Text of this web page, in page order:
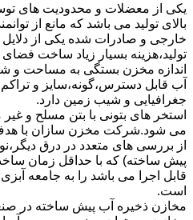
یکی از معضلات و محدودیت های
بالای تولید می باشد که مانع از
خارجی و صادرات شده یکی از دلایل
تولید،هزینه بسیار زیاد ساخت
اندازه مخزن بستگی به مساحت و
آب قابل دسترس،گونه،سایز و
جغرافیایی و شیب زمین دارد.
استخر های بتونی با بتن مسلح و
می شود.شرکت مخزن سازان با
از بررسی های متعدد در درق
پیش ساخته) که با حداقل زمان
قابل اجرا می باشد را به جامعه
است.
مخازن ذخیره آب پیش ساخته در